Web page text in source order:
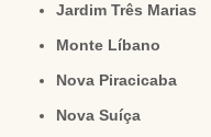
Jardim Três Marias
Monte Líbano
Nova Piracicaba
Nova Suíça